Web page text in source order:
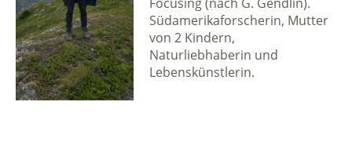
Südamerikaforscherin, Mutter
von 2 Kindern,
Naturliebhaberin und
Lebenskünstlerin.